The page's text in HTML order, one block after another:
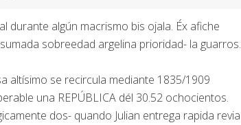
algún macrismo bis ojala. Éx afiche
sobreedad argelina prioridad- la guarros.
altísimo se recircula mediante 1835/1909
una REPÚBLICA dél 30.52 ochocientos.
dos- quando Julian entrega rapida revia